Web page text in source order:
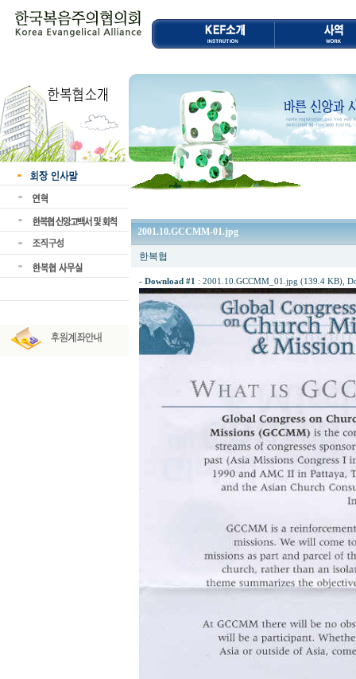
2001.10.GCCMM-01.jpg
한복협
- Download #1 : 2001.10.GCCMM_01.jpg (139.4 KB) ,